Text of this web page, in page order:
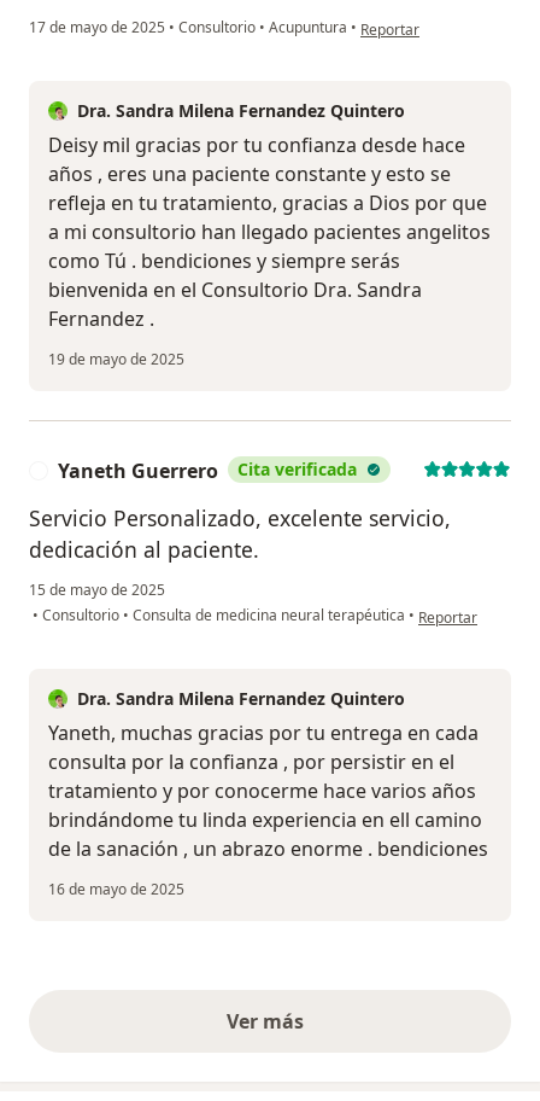
17 de mayo de 2025 • Consultorio • Acupuntura • en opinión del usuario
Reportar
Dra. Sandra Milena Fernandez Quintero
Deisy mil gracias por tu confianza desde hace
años , eres una paciente constante y esto se
refleja en tu tratamiento, gracias a Dios por que
a mi consultorio han llegado pacientes angelitos
como Tú . bendiciones y siempre serás
bienvenida en el Consultorio Dra. Sandra
Fernandez .
19 de mayo de 2025
Yaneth Guerrero Cita verificada
Servicio Personalizado, excelente servicio,
dedicación al paciente.
15 de mayo de 2025
• Consultorio • Consulta de medicina neural terapéutica • en opinión del
Reportar
Dra. Sandra Milena Fernandez Quintero
Yaneth, muchas gracias por tu entrega en cada
consulta por la confianza , por persistir en el
tratamiento y por conocerme hace varios años
brindándome tu linda experiencia en ell camino
de la sanación , un abrazo enorme . bendiciones
16 de mayo de 2025
Ver másopiniones anteriores